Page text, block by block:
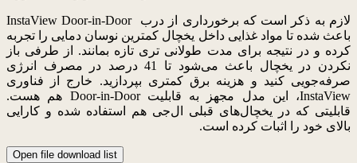
لازم به ذکر است که برخورداری از درب InstaView Door-in-Door
باعث شده تا مواد غذایی داخل یخچال کمترین نوسان دمایی را تجربه
کرده و در نتیجه برای مدت طولانی تری تازه بمانند. از طرفی باز
نکردن در یخچال باعث می‌شود تا 41 درصد در مصرف انرژی
صرفه‌جویی کنید و هزینه برق کمتری بپردازید. خارج از فناوری
InstaView، این مدل مجهز به قابلیت Door-in-Door هم هست.
قابلیتی که در یخچال‌های قبلی ال‌جی هم استفاده شده و کارایی
بالای خود را اثبات کرده است.
Open file download list